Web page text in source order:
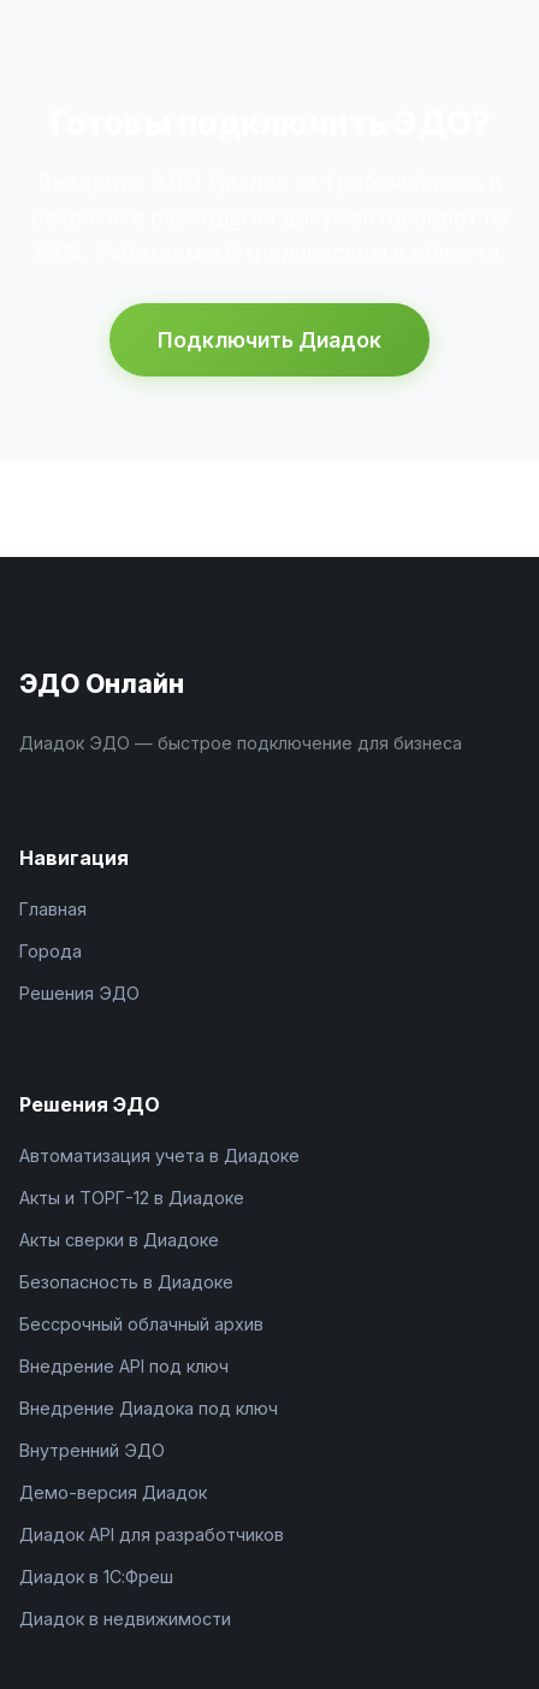
Подключить Диадок
ЭДО Онлайн
Диадок ЭДО — быстрое подключение для бизнеса
Навигация
Главная
Города
Решения ЭДО
Решения ЭДО
Автоматизация учета в Диадоке
Акты и ТОРГ-12 в Диадоке
Акты сверки в Диадоке
Безопасность в Диадоке
Бессрочный облачный архив
Внедрение API под ключ
Внедрение Диадока под ключ
Внутренний ЭДО
Демо-версия Диадок
Диадок API для разработчиков
Диадок в 1С:Фреш
Диадок в недвижимости